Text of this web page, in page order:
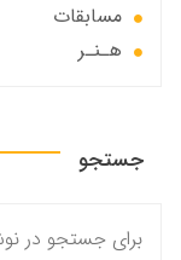
مسابقات
هـنـر
جستجو
برای جستجو در